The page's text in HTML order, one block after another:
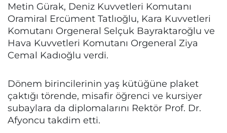
Metin Gürak, Deniz Kuvvetleri Komutanı
Oramiral Ercüment Tatlıoğlu, Kara Kuvvetleri
Komutanı Orgeneral Selçuk Bayraktaroğlu ve
Hava Kuvvetleri Komutanı Orgeneral Ziya
Cemal Kadıoğlu verdi.
Dönem birincilerinin yaş kütüğüne plaket
çaktığı törende, misafir öğrenci ve kursiyer
subaylara da diplomalarını Rektör Prof. Dr.
Afyoncu takdim etti.